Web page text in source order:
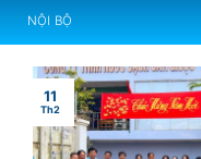
NỘI BỘ
11
Th2